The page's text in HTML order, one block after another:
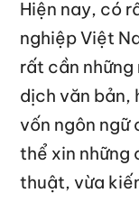
Hiện nay, có
nghiệp Việt
rất cần
dịch văn bản,
vốn ngôn ngữ
thể xin những
thuật, vừa